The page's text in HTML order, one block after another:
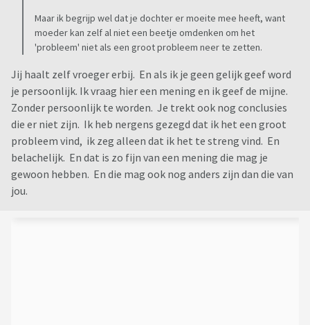
Maar ik begrijp wel dat je dochter er moeite mee heeft, want
moeder kan zelf al niet een beetje omdenken om het
'probleem' niet als een groot probleem neer te zetten.
Jij haalt zelf vroeger erbij. En als ik je geen gelijk geef word
je persoonlijk. Ik vraag hier een mening en ik geef de mijne.
Zonder persoonlijk te worden. Je trekt ook nog conclusies
die er niet zijn. Ik heb nergens gezegd dat ik het een groot
probleem vind, ik zeg alleen dat ik het te streng vind. En
belachelijk. En dat is zo fijn van een mening die mag je
gewoon hebben. En die mag ook nog anders zijn dan die van
jou.